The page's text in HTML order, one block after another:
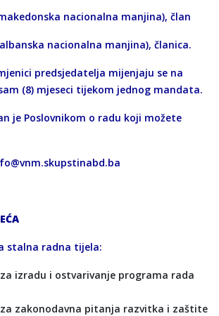
nacionalna manjina), član
nacionalna manjina), članica.
predsjedatelja mijenjaju se na
(8) mjeseci tijekom jednog mandata.
je Poslovnikom o radu koji možete
stalna radna tijela:
izradu i ostvarivanje programa rada
za zakonodavna pitanja razvitka i zaštite